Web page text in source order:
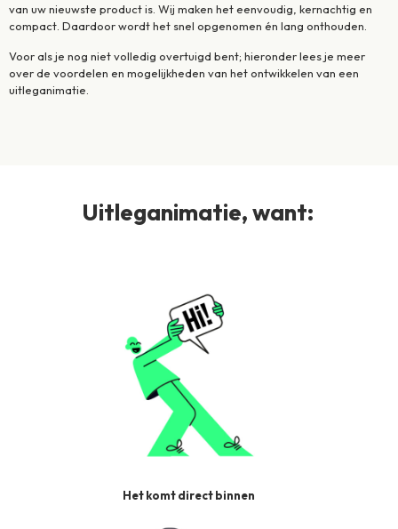
van uw nieuwste product is. Wij maken het eenvoudig, kernachtig en
compact. Daardoor wordt het snel opgenomen én lang onthouden.
Voor als je nog niet volledig overtuigd bent; hieronder lees je meer
over de voordelen en mogelijkheden van het ontwikkelen van een
uitleganimatie.
Uitleganimatie, want:
Het komt direct binnen